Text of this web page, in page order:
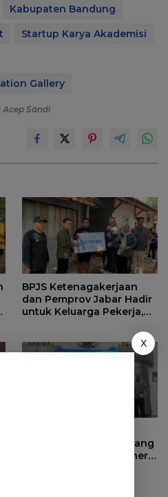
Kabupaten Bandung
Startup Karya Akademisi
Gallery
Acep Sandi
BPJS Ketenagakerjaan
dan Pemprov Jabar Hadir
untuk Keluarga Pekerja,
Ahli Waris di Sumedang
Daerah, Bupati Sumedang
Minta OPD Perkuat Sinergi
X